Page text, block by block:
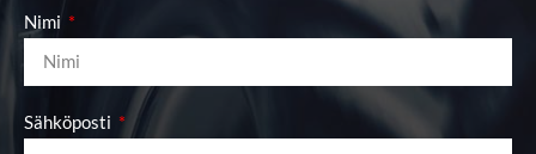
Nimi
Sähköposti